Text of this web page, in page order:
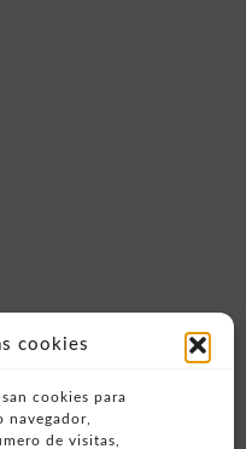
cookies
cookies para
de visitas,